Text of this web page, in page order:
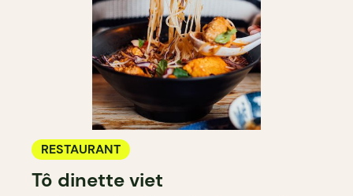
RESTAURANT
Tô dinette viet